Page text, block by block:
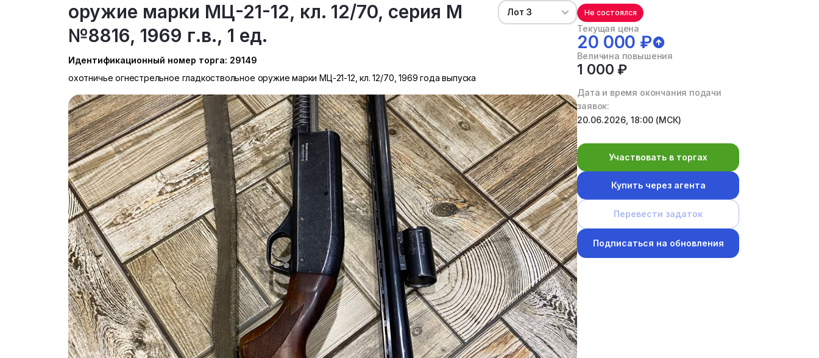
оружие марки МЦ-21-12, кл. 12/70, серия М
№8816, 1969 г.в., 1 ед.
Лот 3
Идентификационный номер торга: 29149
охотничье огнестрельное гладкоствольное оружие марки МЦ-21-12, кл. 12/70, 1969 года выпуска
Не состоялся
Текущая цена
20 000 ₽
Величина повышения
1 000 ₽
Дата и время окончания подачи
заявок:
20.06.2026, 18:00 (МСК)
Участвовать в торгах
Купить через агента
Перевести задаток
Подписаться на обновления